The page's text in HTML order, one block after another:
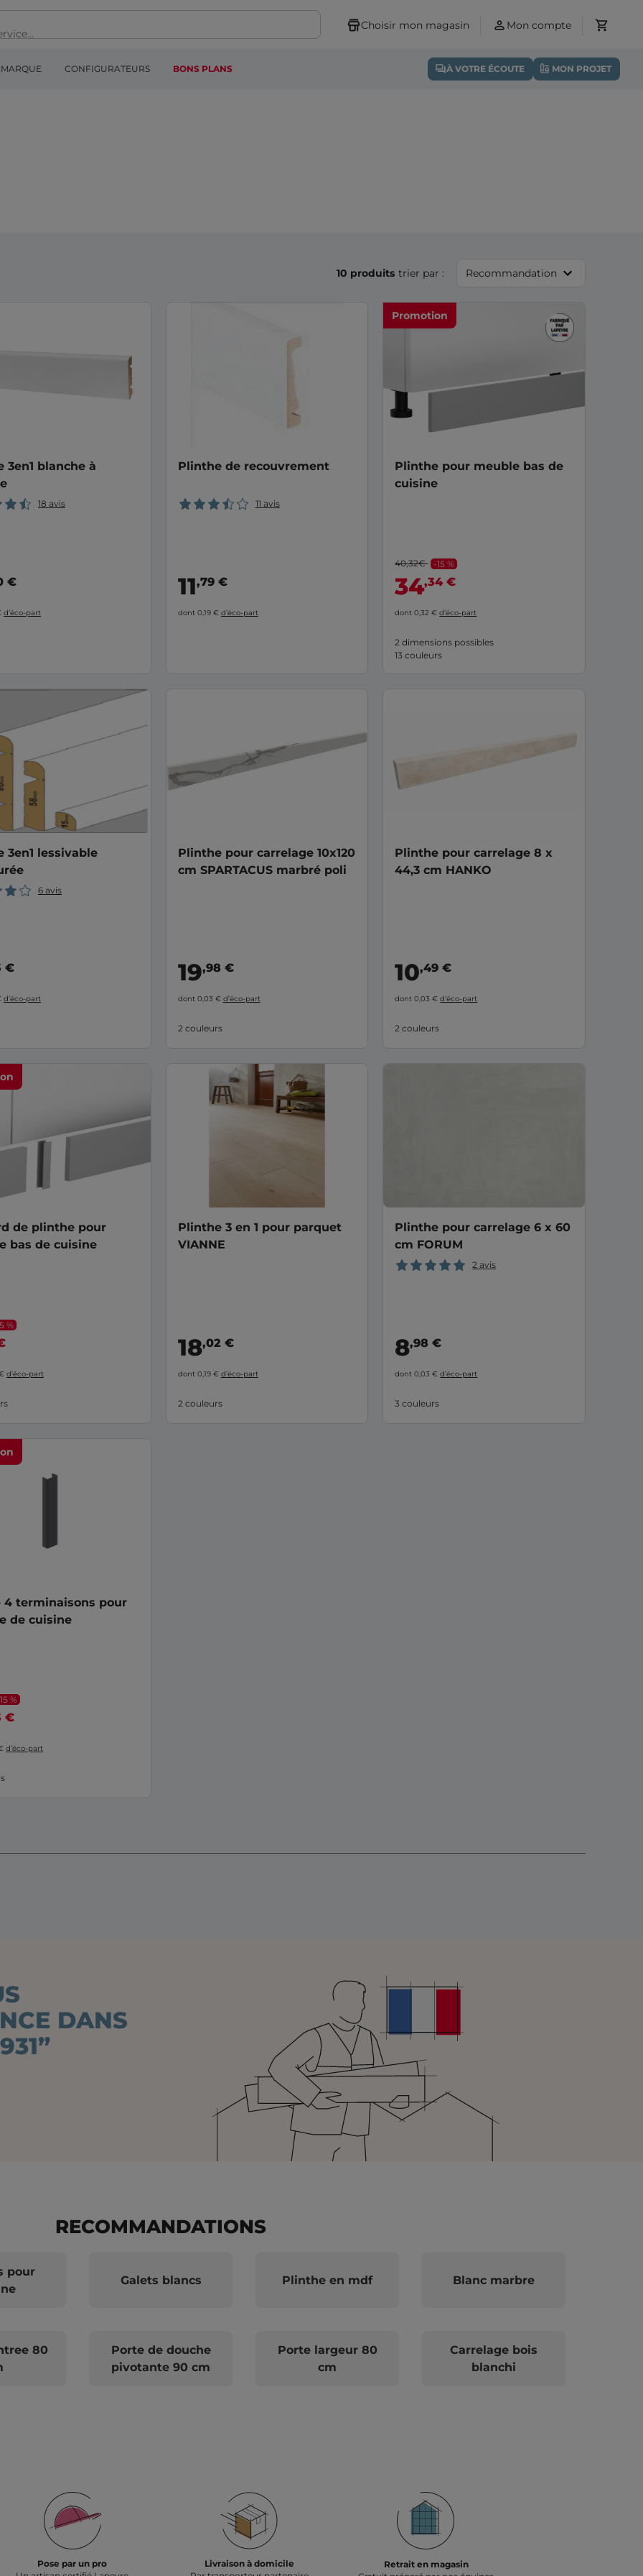
Choisir mon magasin Mon compte
MARQUE CONFIGURATEURS BONS PLANS À VOTRE ÉCOUTE MON PROJET
10 produits trier par : Recommandation
3en1 blanche à
18 avis
€
d’éco-part
Plinthe de recouvrement
11 avis
11,79 €
dont 0,19 € d’éco-part
Promotion
Plinthe pour meuble bas de
cuisine
40,32€ -15 %
34,34 €
dont 0,32 €d’éco-part
2 dimensions possibles
13 couleurs
3en1 lessivable
6 avis
€
d’éco-part
Plinthe pour carrelage 10x120
cm SPARTACUS marbré poli
19,98 €
dont 0,03 € d’éco-part
2 couleurs
Plinthe pour carrelage 8 x
44,3 cm HANKO
10,49 €
dont 0,03 €d’éco-part
2 couleurs
de plinthe pour
bas de cuisine
%
d’éco-part
Plinthe 3 en 1 pour parquet
VIANNE
18,02 €
dont 0,19 € d’éco-part
2 couleurs
Plinthe pour carrelage 6 x 60
cm FORUM
2 avis
8,98 €
dont 0,03 €d’éco-part
3 couleurs
4 terminaisons pour
de cuisine
%
€
d’éco-part
DANS
RECOMMANDATIONS
pour
Galets blancs Plinthe en mdf Blanc marbre
80
Porte de douche
pivotante 90 cm
Porte largeur 80
cm
Carrelage bois
blanchi
Pose par un pro
Livraison à domicile
Retrait en magasin